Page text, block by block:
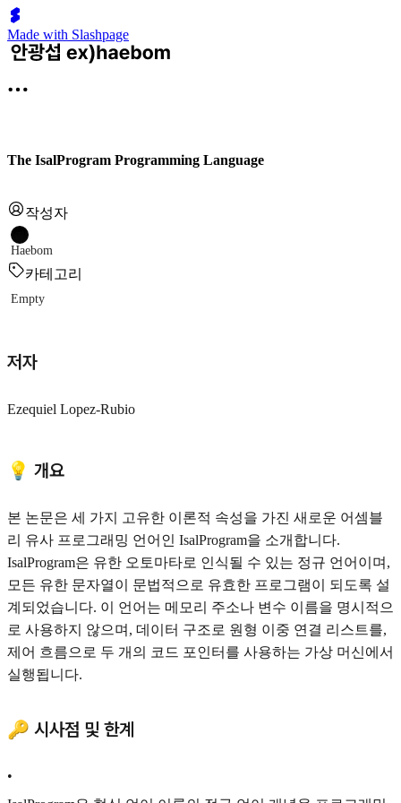
Made with Slashpage
The IsalProgram Programming Language
작성자
Haebom
카테고리
Empty
저자
Ezequiel Lopez-Rubio
💡 개요
본 논문은 세 가지 고유한 이론적 속성을 가진 새로운 어셈블
리 유사 프로그래밍 언어인 IsalProgram을 소개합니다.
IsalProgram은 유한 오토마타로 인식될 수 있는 정규 언어이며,
모든 유한 문자열이 문법적으로 유효한 프로그램이 되도록 설
계되었습니다. 이 언어는 메모리 주소나 변수 이름을 명시적으
로 사용하지 않으며, 데이터 구조로 원형 이중 연결 리스트를,
제어 흐름으로 두 개의 코드 포인터를 사용하는 가상 머신에서
실행됩니다.
🔑 시사점 및 한계
•